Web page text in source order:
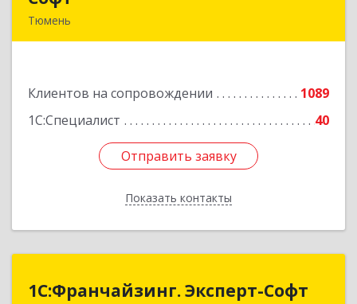
Тюмень
Клиентов на сопровождении
1089
1С:Специалист
40
Отправить заявку
Показать контакты
Подробнее
Отправить заявку
Назад
1С:Франчайзинг. Эксперт-Софт
1С:Франчайзинг. Эксперт-Софт